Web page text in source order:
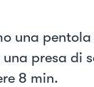
una pentola
presa di
8 min.